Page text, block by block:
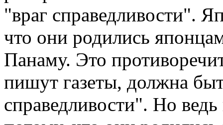
"враг справедливости".
что они родились
Панаму. Это
пишут газеты, должна
справедливости". Но